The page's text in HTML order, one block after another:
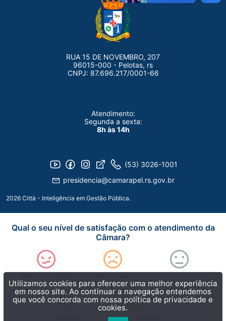
RUA 15 DE NOVEMBRO, 207
96015-000 - Pelotas, rs
CNPJ: 87.696.217/0001-66
Atendimento:
Segunda a sexta:
8h às 14h
(53) 3026-1001
presidencia@camarapel.rs.gov.br
2026 Città - Inteligência em Gestão Pública.
Utilizamos cookies para oferecer uma melhor experiência
em nosso site. Ao continuar a navegação entendemos
que você concorda com nossa política de privacidade e
cookies.
Qual o seu nível de satisfação com o atendimento da
Câmara?
Muito satisfeito